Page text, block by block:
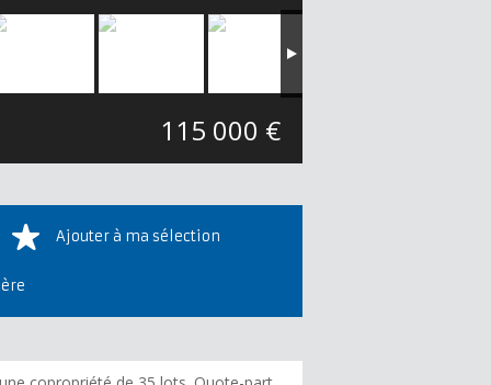
115 000 €
Ajouter à ma sélection